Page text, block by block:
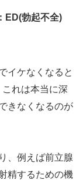
ED(勃起不全)
イケなくなると
れは本当に深
きなくなるのが
、例えば前立腺
精するための機